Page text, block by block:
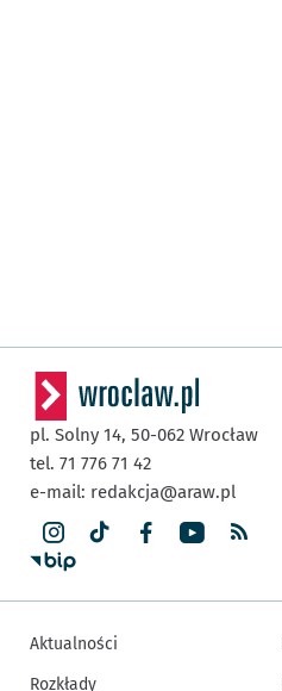
pl. Solny 14, 50-062 Wrocław
tel. 71 776 71 42
e-mail: redakcja@araw.pl
Aktualności
Rozkłady